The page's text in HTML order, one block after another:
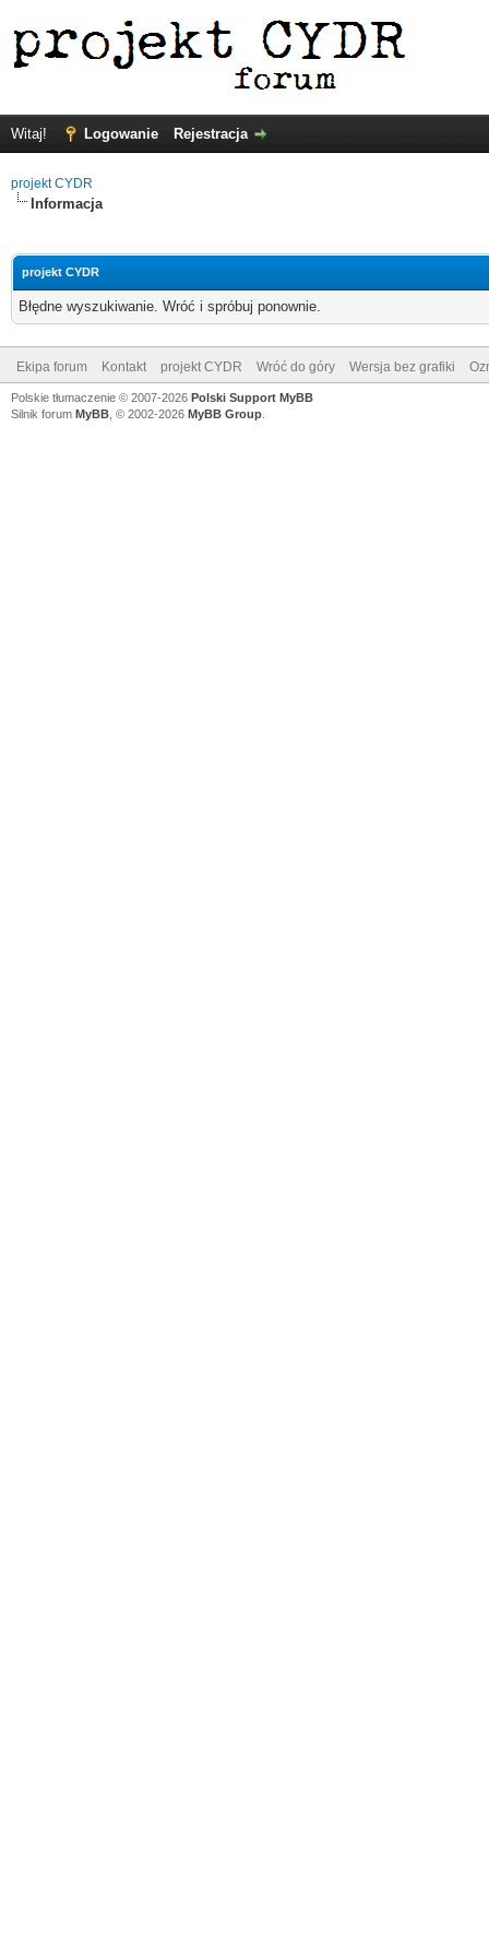
Witaj! Logowanie Rejestracja
projekt CYDR
Informacja
projekt CYDR
Błędne wyszukiwanie. Wróć i spróbuj ponownie.
Ekipa forum Kontakt projekt CYDR Wróć do góry Wersja bez grafiki
Polskie tłumaczenie © 2007-2026 Polski Support MyBB
Silnik forum MyBB , © 2002-2026 MyBB Group